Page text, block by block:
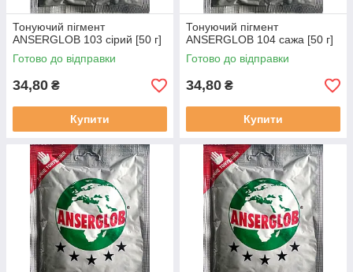
Тонуючий пігмент
ANSERGLOB 103 сірий [50 г]
Готово до відправки
34,80 ₴
Купити
Тонуючий пігмент
ANSERGLOB 104 сажа [50 г]
Готово до відправки
34,80 ₴
Купити